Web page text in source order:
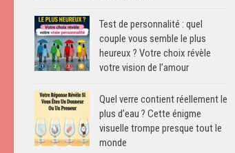
Test de personnalité : quel
couple vous semble le plus
heureux ? Votre choix révèle
votre vision de l’amour
Quel verre contient réellement le
plus d’eau ? Cette énigme
visuelle trompe presque tout le
monde